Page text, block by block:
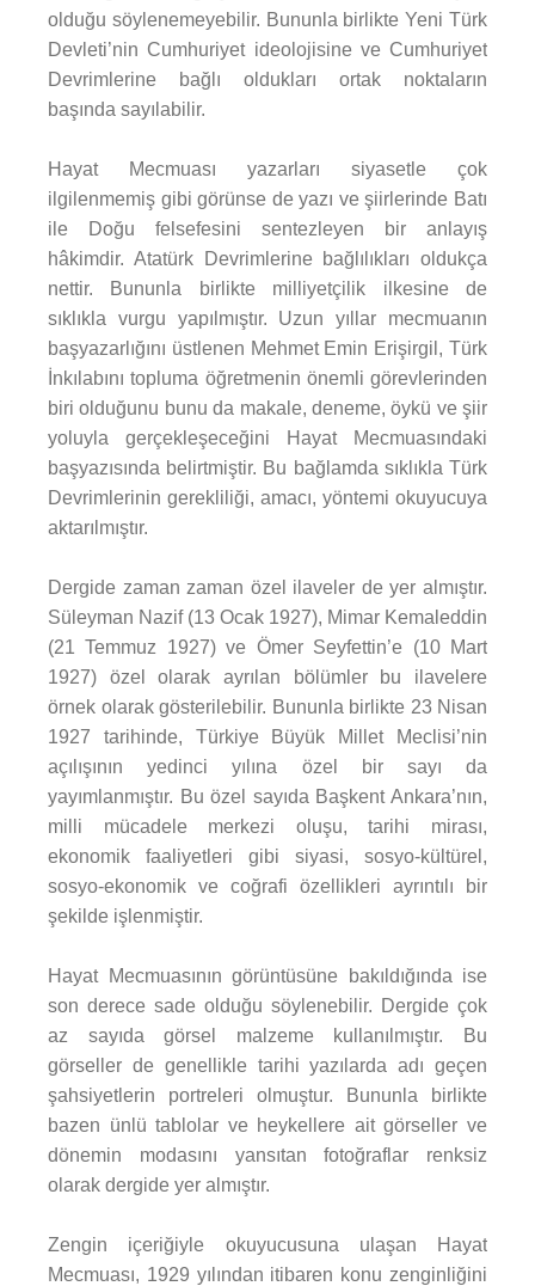
olduğu söylenemeyebilir. Bununla birlikte Yeni Türk
Devleti’nin Cumhuriyet ideolojisine ve Cumhuriyet
Devrimlerine bağlı oldukları ortak noktaların
başında sayılabilir.
Hayat Mecmuası yazarları siyasetle çok
ilgilenmemiş gibi görünse de yazı ve şiirlerinde Batı
ile Doğu felsefesini sentezleyen bir anlayış
hâkimdir. Atatürk Devrimlerine bağlılıkları oldukça
nettir. Bununla birlikte milliyetçilik ilkesine de
sıklıkla vurgu yapılmıştır. Uzun yıllar mecmuanın
başyazarlığını üstlenen Mehmet Emin Erişirgil, Türk
İnkılabını topluma öğretmenin önemli görevlerinden
biri olduğunu bunu da makale, deneme, öykü ve şiir
yoluyla gerçekleşeceğini Hayat Mecmuasındaki
başyazısında belirtmiştir. Bu bağlamda sıklıkla Türk
Devrimlerinin gerekliliği, amacı, yöntemi okuyucuya
aktarılmıştır.
Dergide zaman zaman özel ilaveler de yer almıştır.
Süleyman Nazif (13 Ocak 1927), Mimar Kemaleddin
(21 Temmuz 1927) ve Ömer Seyfettin’e (10 Mart
1927) özel olarak ayrılan bölümler bu ilavelere
örnek olarak gösterilebilir. Bununla birlikte 23 Nisan
1927 tarihinde, Türkiye Büyük Millet Meclisi’nin
açılışının yedinci yılına özel bir sayı da
yayımlanmıştır. Bu özel sayıda Başkent Ankara’nın,
milli mücadele merkezi oluşu, tarihi mirası,
ekonomik faaliyetleri gibi siyasi, sosyo-kültürel,
sosyo-ekonomik ve coğrafi özellikleri ayrıntılı bir
şekilde işlenmiştir.
Hayat Mecmuasının görüntüsüne bakıldığında ise
son derece sade olduğu söylenebilir. Dergide çok
az sayıda görsel malzeme kullanılmıştır. Bu
görseller de genellikle tarihi yazılarda adı geçen
şahsiyetlerin portreleri olmuştur. Bununla birlikte
bazen ünlü tablolar ve heykellere ait görseller ve
dönemin modasını yansıtan fotoğraflar renksiz
olarak dergide yer almıştır.
Zengin içeriğiyle okuyucusuna ulaşan Hayat
Mecmuası, 1929 yılından itibaren konu zenginliğini